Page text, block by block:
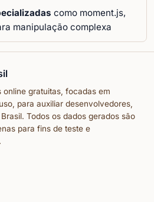
como moment.js,
manipulação complexa
gratuitas, focadas em
para auxiliar desenvolvedores,
Todos os dados gerados são
para fins de teste e